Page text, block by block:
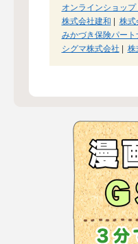
オンラインショップ
株式会社建和 | 株
みかづき保険パー
シグマ株式会社 | 株